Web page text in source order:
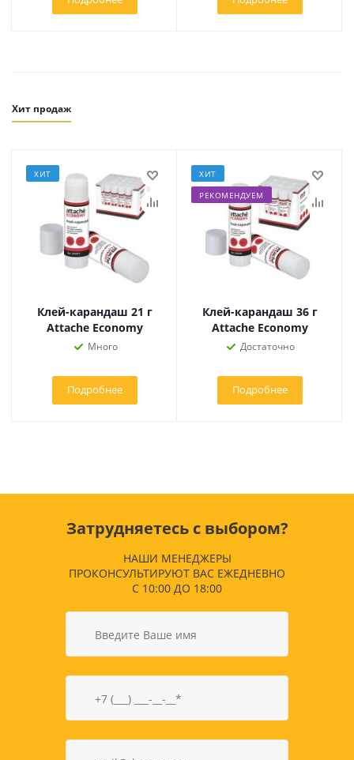
Хит продаж
ХИТ
Клей-карандаш 21 г
Attache Economy
Много
Подробнее
ХИТ
РЕКОМЕНДУЕМ
Клей-карандаш 36 г
Attache Economy
Достаточно
Подробнее
Затрудняетесь с выбором?
НАШИ МЕНЕДЖЕРЫ
ПРОКОНСУЛЬТИРУЮТ ВАС ЕЖЕДНЕВНО
С 10:00 ДО 18:00